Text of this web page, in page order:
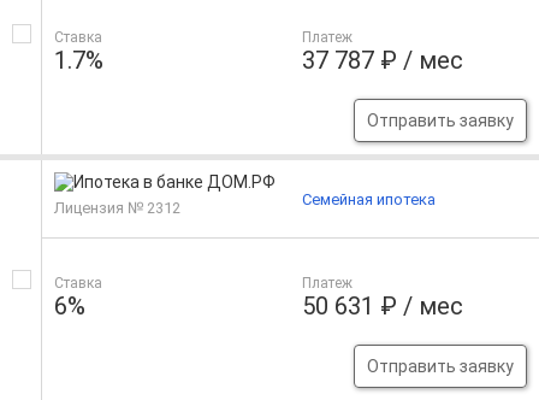
Ставка
1.7%
Платеж
37 787 ₽ / мес
Отправить заявку
Лицензия № 2312
Ставка
6%
Платеж
50 631 ₽ / мес
Отправить заявку
Семейная ипотека